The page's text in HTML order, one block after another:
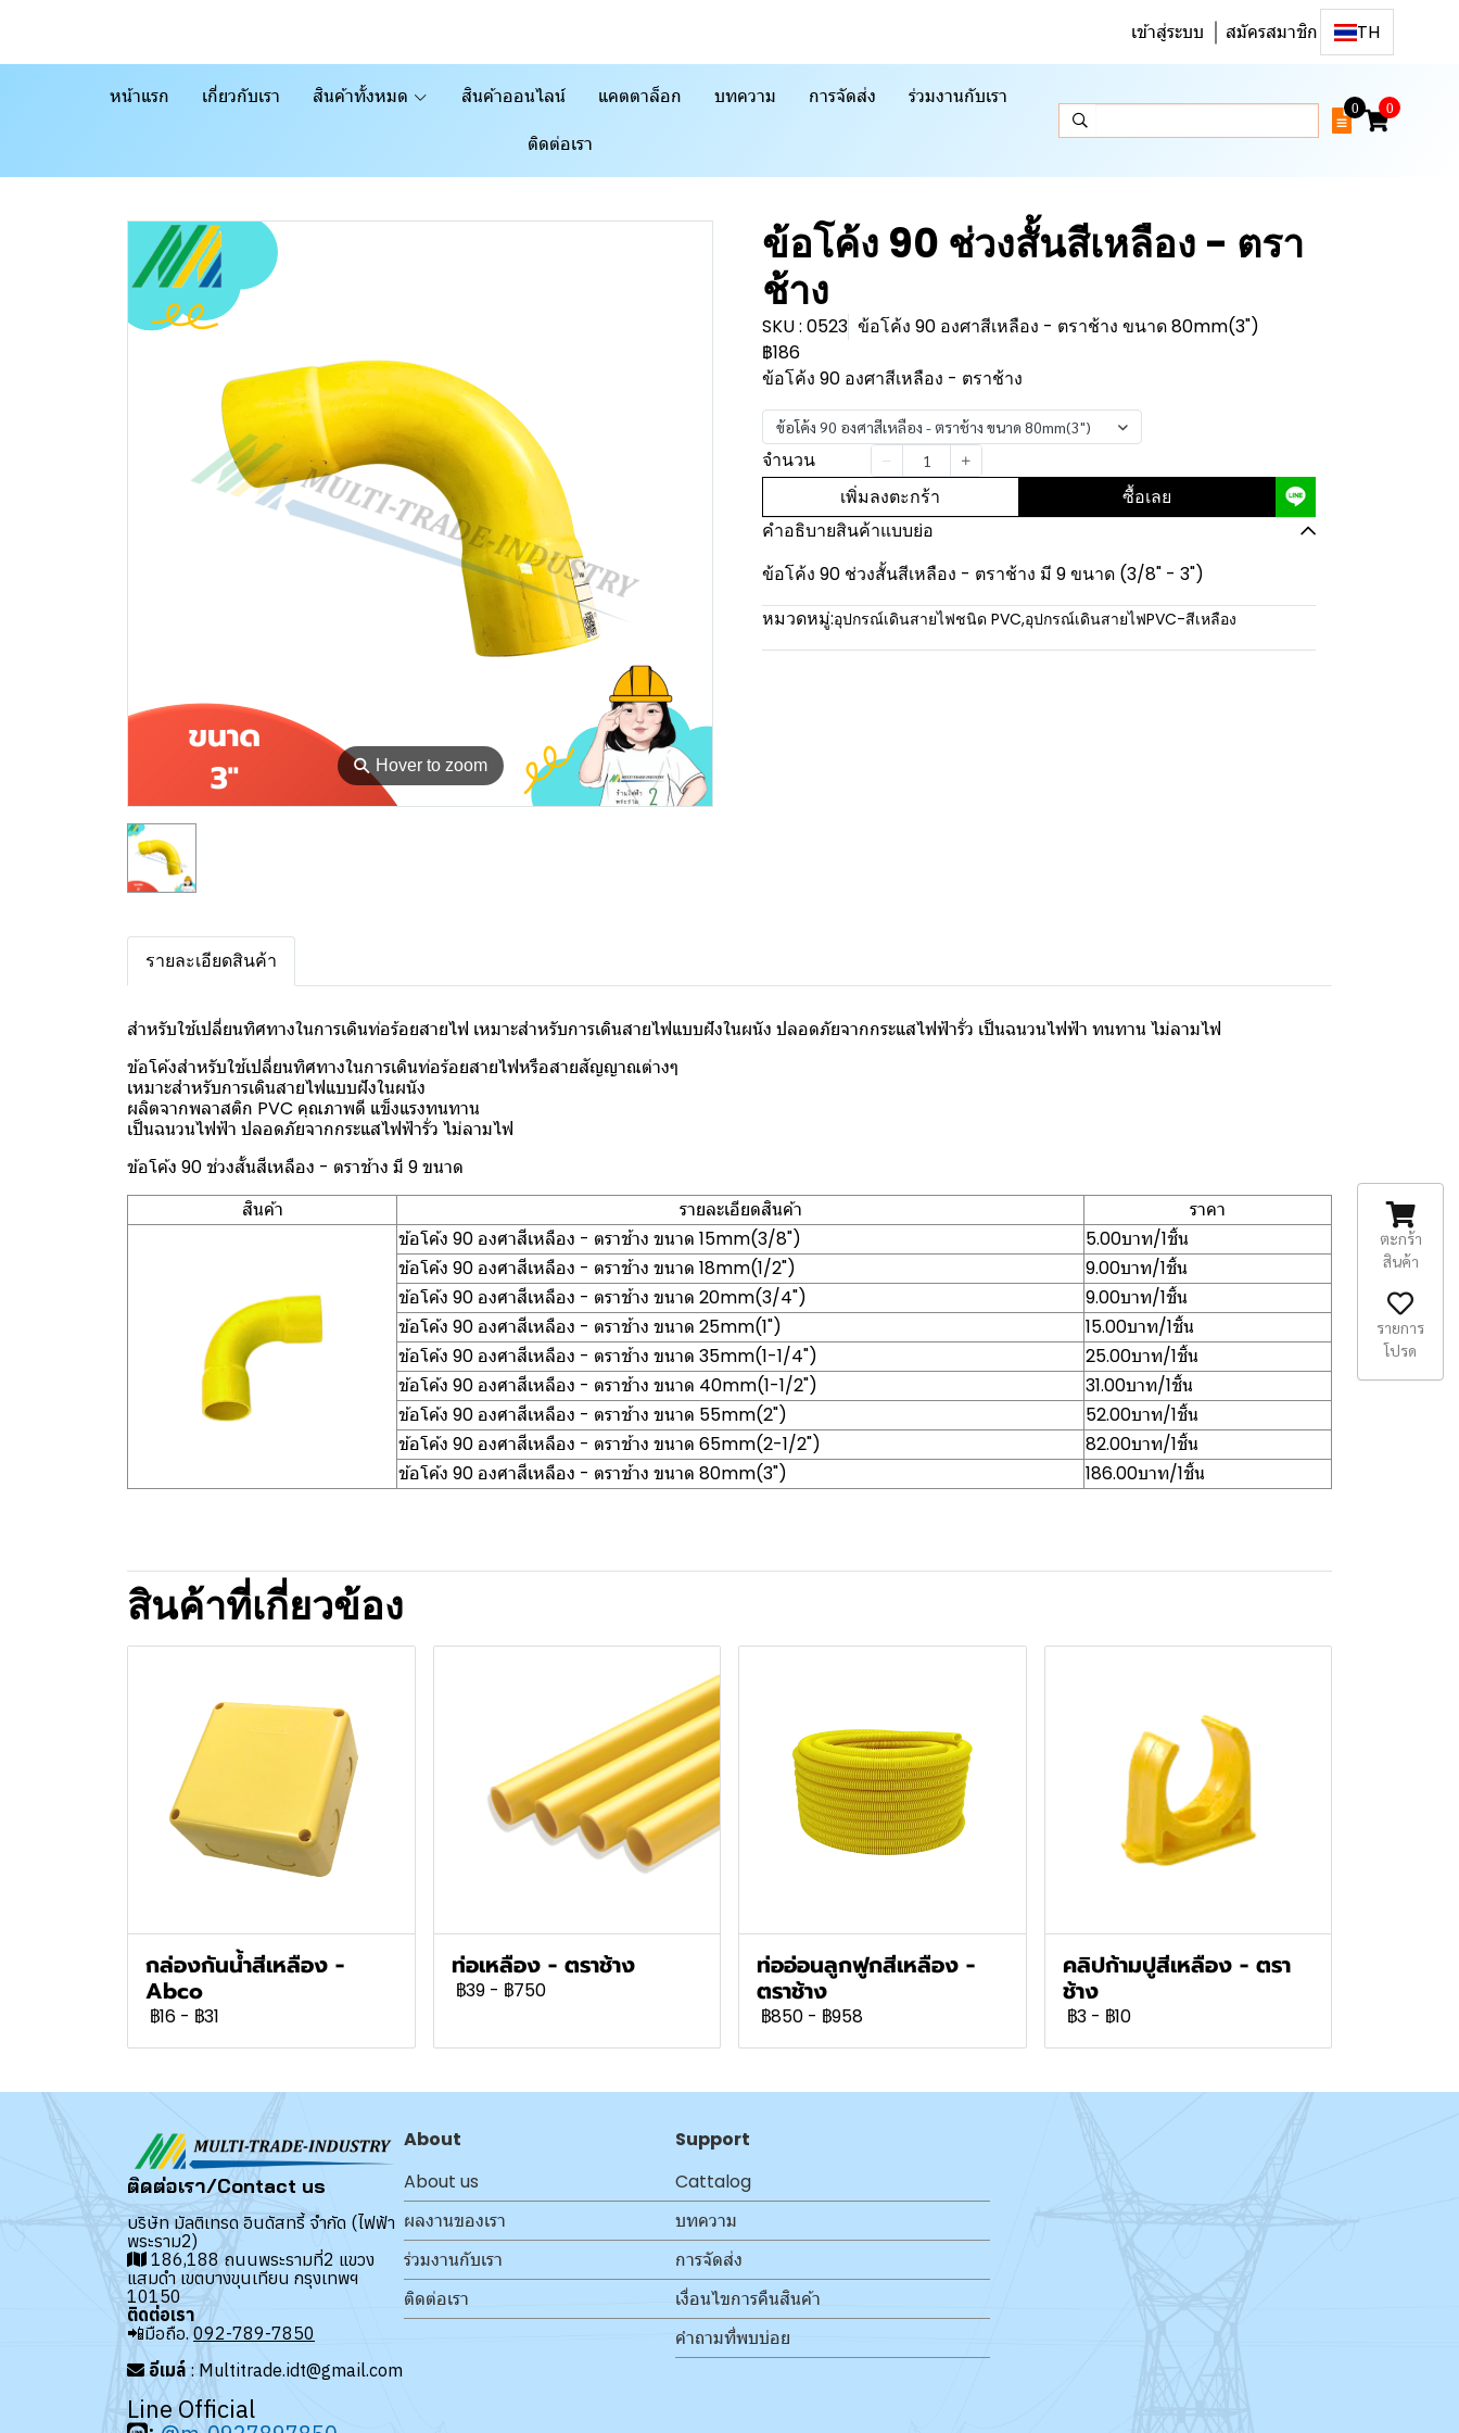
เข้าสู่ระบบ สมัครสมาชิก TH
หน้าแรก เกี่ยวกับเรา สินค้าทั้งหมด สินค้าออนไลน์ แคตตาล็อก บทความ การจัดส่ง ร่วมงานกับเรา
ติดต่อเรา
0 0
⚲ Hover to zoom
ข้อโค้ง 90 ช่วงสั้นสีเหลือง - ตรา
ช้าง
SKU : 0523 ข้อโค้ง 90 องศาสีเหลือง - ตราช้าง ขนาด 80mm(3")
฿186
ข้อโค้ง 90 องศาสีเหลือง - ตราช้าง
ข้อโค้ง 90 องศาสีเหลือง - ตราช้าง ขนาด 80mm(3")
จำนวน
เพิ่มลงตะกร้า ซื้อเลย
คำอธิบายสินค้าแบบย่อ
ข้อโค้ง 90 ช่วงสั้นสีเหลือง - ตราช้าง มี 9 ขนาด (3/8" - 3")
หมวดหมู่:อุปกรณ์เดินสายไฟชนิด PVC,อุปกรณ์เดินสายไฟPVC-สีเหลือง
รายละเอียดสินค้า
สำหรับใช้เปลี่ยนทิศทางในการเดินท่อร้อยสายไฟ เหมาะสำหรับการเดินสายไฟแบบฝังในผนัง ปลอดภัยจากกระแสไฟฟ้ารั่ว เป็นฉนวนไฟฟ้า ทนทาน ไม่ลามไฟ
ข้อโค้งสำหรับใช้เปลี่ยนทิศทางในการเดินท่อร้อยสายไฟหรือสายสัญญาณต่างๆ
เหมาะสำหรับการเดินสายไฟแบบฝังในผนัง
ผลิตจากพลาสติก PVC คุณภาพดี แข็งแรงทนทาน
เป็นฉนวนไฟฟ้า ปลอดภัยจากกระแสไฟฟ้ารั่ว ไม่ลามไฟ
ข้อโค้ง 90 ช่วงสั้นสีเหลือง - ตราช้าง มี 9 ขนาด
สินค้า
รายละเอียดสินค้า
ราคา
ข้อโค้ง 90 องศาสีเหลือง - ตราช้าง ขนาด 15mm(3/8")
5.00บาท/1ชิ้น
ข้อโค้ง 90 องศาสีเหลือง - ตราช้าง ขนาด 18mm(1/2")
9.00บาท/1ชิ้น
ข้อโค้ง 90 องศาสีเหลือง - ตราช้าง ขนาด 20mm(3/4")
9.00บาท/1ชิ้น
ข้อโค้ง 90 องศาสีเหลือง - ตราช้าง ขนาด 25mm(1")
15.00บาท/1ชิ้น
ข้อโค้ง 90 องศาสีเหลือง - ตราช้าง ขนาด 35mm(1-1/4")
25.00บาท/1ชิ้น
ข้อโค้ง 90 องศาสีเหลือง - ตราช้าง ขนาด 40mm(1-1/2")
31.00บาท/1ชิ้น
ข้อโค้ง 90 องศาสีเหลือง - ตราช้าง ขนาด 55mm(2")
52.00บาท/1ชิ้น
ข้อโค้ง 90 องศาสีเหลือง - ตราช้าง ขนาด 65mm(2-1/2")
82.00บาท/1ชิ้น
ข้อโค้ง 90 องศาสีเหลือง - ตราช้าง ขนาด 80mm(3")
186.00บาท/1ชิ้น
สินค้าที่เกี่ยวข้อง
กล่องกันน้ำสีเหลือง -
Abco
฿16 - ฿31
ท่อเหลือง - ตราช้าง
฿39 - ฿750
ท่ออ่อนลูกฟูกสีเหลือง -
ตราช้าง
฿850 - ฿958
คลิปก้ามปูสีเหลือง - ตรา
ช้าง
฿3 - ฿10
ติดต่อเรา/Contact us
บริษัท มัลติเทรด อินดัสทรี้ จำกัด (ไฟฟ้า
พระราม2)
186,188 ถนนพระรามที่2 แขวง
แสมดำ เขตบางขุนเทียน กรุงเทพฯ
10150
ติดต่อเรา
📲มือถือ. 092-789-7850
อีเมล์ : Multitrade.idt@gmail.com
Line Official
About
About us
ผลงานของเรา
ร่วมงานกับเรา
ติดต่อเรา
Support
Cattalog
บทความ
การจัดส่ง
เงื่อนไขการคืนสินค้า
คำถามที่พบบ่อย
ตะกร้า
สินค้า
รายการ
โปรด